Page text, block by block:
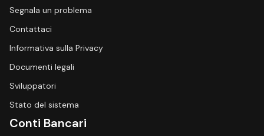
Segnala un problema
Contattaci
Informativa sulla Privacy
Documenti legali
Sviluppatori
Stato del sistema
Conti Bancari